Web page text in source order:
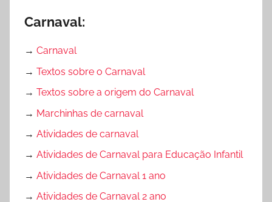
Carnaval:
→ Carnaval
→ Textos sobre o Carnaval
→ Textos sobre a origem do Carnaval
→ Marchinhas de carnaval
→ Atividades de carnaval
→ Atividades de Carnaval para Educação Infantil
→ Atividades de Carnaval 1 ano
→ Atividades de Carnaval 2 ano